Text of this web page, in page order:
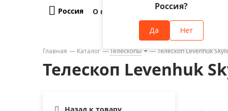
Телескопы
Бинокли
Зрительные трубы
Монокуляры
Россия
Россия?
Да Нет
О компании Оплата и доставка
Главная Каталог Телескопы Телескоп Levenhuk
Телескоп Levenhuk